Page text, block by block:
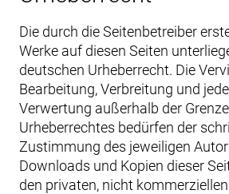
Die durch die Seitenbetreiber
Werke auf diesen Seiten
deutschen Urheberrecht. Die
Bearbeitung, Verbreitung und
Verwertung außerhalb der
Urheberrechtes bedürfen der
Zustimmung des jeweiligen
Downloads und Kopien dieser
den privaten, nicht